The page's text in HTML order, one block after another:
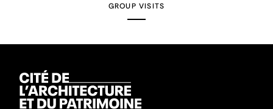
GROUP VISITS